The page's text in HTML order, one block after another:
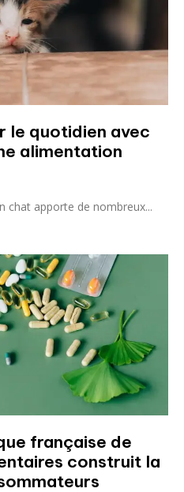
le quotidien avec
alimentation
chat apporte de nombreux...
française de
construit la